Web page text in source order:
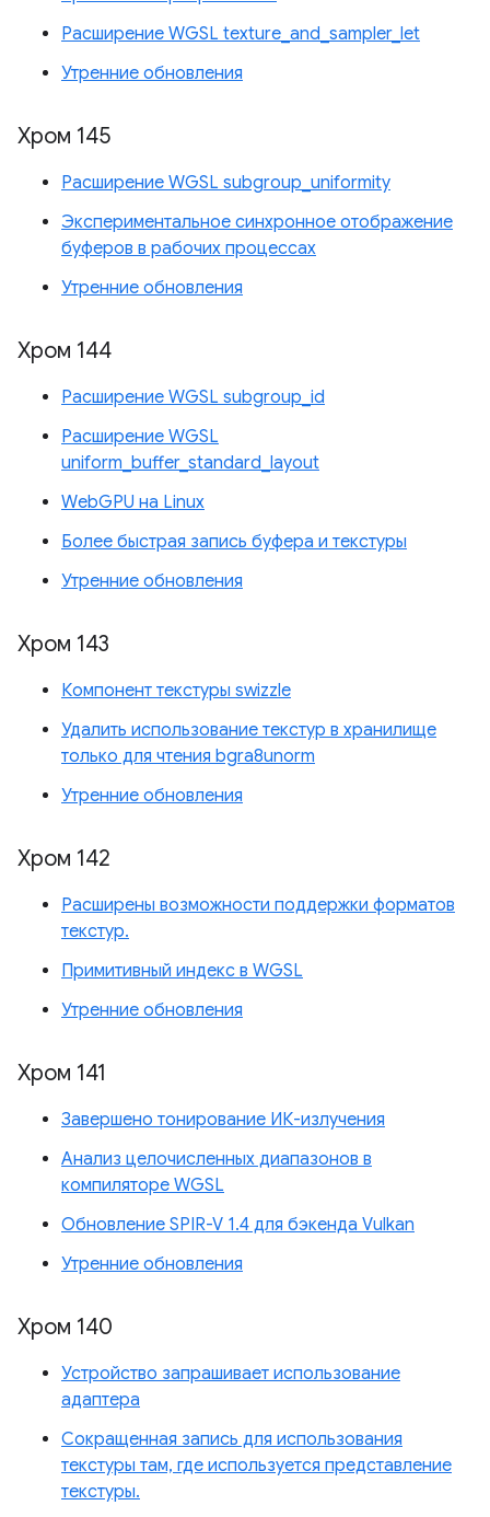
Расширение WGSL texture_and_sampler_let
Утренние обновления
Хром 145
Расширение WGSL subgroup_uniformity
Экспериментальное синхронное отображение
буферов в рабочих процессах
Утренние обновления
Хром 144
Расширение WGSL subgroup_id
Расширение WGSL
uniform_buffer_standard_layout
WebGPU на Linux
Более быстрая запись буфера и текстуры
Утренние обновления
Хром 143
Компонент текстуры swizzle
Удалить использование текстур в хранилище
только для чтения bgra8unorm
Утренние обновления
Хром 142
Расширены возможности поддержки форматов
текстур.
Примитивный индекс в WGSL
Утренние обновления
Хром 141
Завершено тонирование ИК-излучения
Анализ целочисленных диапазонов в
компиляторе WGSL
Обновление SPIR-V 1.4 для бэкенда Vulkan
Утренние обновления
Хром 140
Устройство запрашивает использование
адаптера
Сокращенная запись для использования
текстуры там, где используется представление
текстуры.